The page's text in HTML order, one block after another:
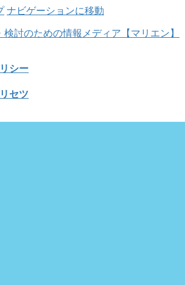
ナビゲーションに移動
シー
セツ